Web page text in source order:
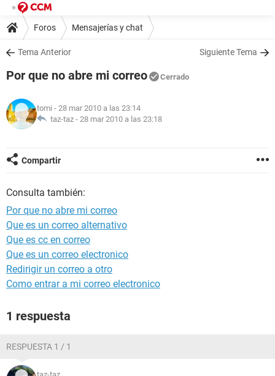
Foros Mensajerías y chat
Tema Anterior Siguiente Tema
Por que no abre mi correo Cerrado
tomi - 28 mar 2010 a las 23:14
taz-taz - 28 mar 2010 a las 23:18
Compartir
Consulta también:
Por que no abre mi correo
Que es un correo alternativo
Que es cc en correo
Que es un correo electronico
Redirigir un correo a otro
Como entrar a mi correo electronico
1 respuesta
RESPUESTA 1 / 1